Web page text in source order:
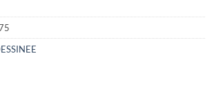
actuel
est :
3,80€.